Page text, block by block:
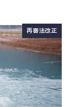
再審法改正